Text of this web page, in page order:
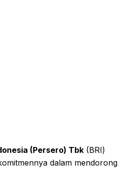
(Persero) Tbk (BRI)
dalam mendorong